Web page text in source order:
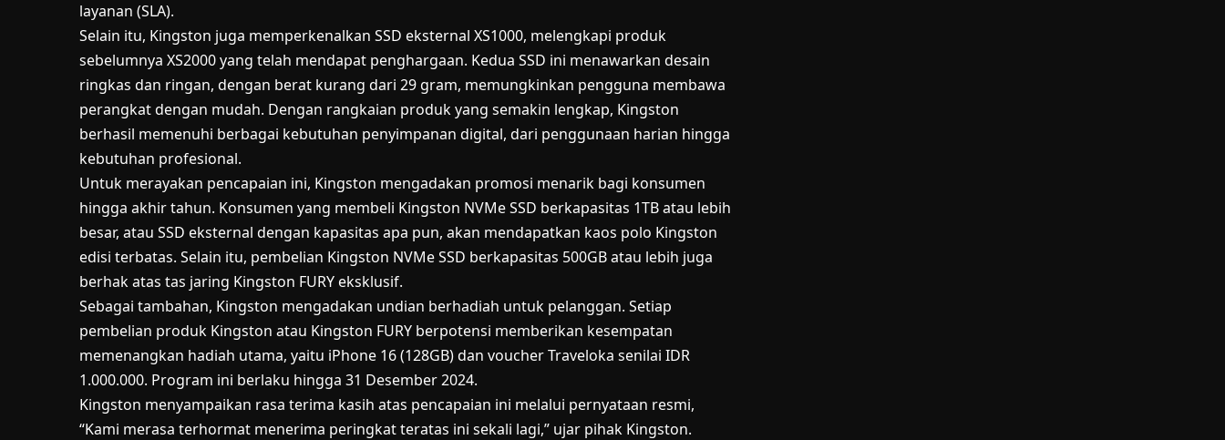
layanan (SLA).
Selain itu, Kingston juga memperkenalkan SSD eksternal XS1000, melengkapi produk
sebelumnya XS2000 yang telah mendapat penghargaan. Kedua SSD ini menawarkan desain
ringkas dan ringan, dengan berat kurang dari 29 gram, memungkinkan pengguna membawa
perangkat dengan mudah. Dengan rangkaian produk yang semakin lengkap, Kingston
berhasil memenuhi berbagai kebutuhan penyimpanan digital, dari penggunaan harian hingga
kebutuhan profesional.
Untuk merayakan pencapaian ini, Kingston mengadakan promosi menarik bagi konsumen
hingga akhir tahun. Konsumen yang membeli Kingston NVMe SSD berkapasitas 1TB atau lebih
besar, atau SSD eksternal dengan kapasitas apa pun, akan mendapatkan kaos polo Kingston
edisi terbatas. Selain itu, pembelian Kingston NVMe SSD berkapasitas 500GB atau lebih juga
berhak atas tas jaring Kingston FURY eksklusif.
Sebagai tambahan, Kingston mengadakan undian berhadiah untuk pelanggan. Setiap
pembelian produk Kingston atau Kingston FURY berpotensi memberikan kesempatan
memenangkan hadiah utama, yaitu iPhone 16 (128GB) dan voucher Traveloka senilai IDR
1.000.000. Program ini berlaku hingga 31 Desember 2024.
Kingston menyampaikan rasa terima kasih atas pencapaian ini melalui pernyataan resmi,
“Kami merasa terhormat menerima peringkat teratas ini sekali lagi,” ujar pihak Kingston.